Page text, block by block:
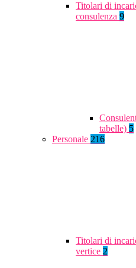
Titolari di
consulenza 9
tabelle) 5
Personale 216
Titolari di
vertice 2